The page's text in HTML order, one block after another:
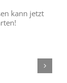
kann jetzt